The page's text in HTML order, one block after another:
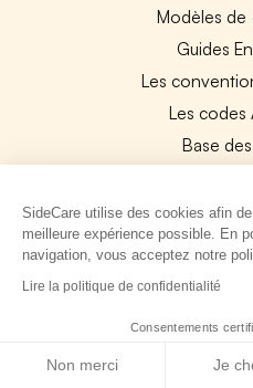
Modèles de
Guides
Les
Les codes
Base
Le PMSS
Tops
Réseaux
SideCare utilise des cookies afin
meilleure expérience possible. En
navigation, vous acceptez notre
Lire la politique de confidentialité
Consentements
Non merci Je